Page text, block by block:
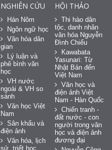
NGHIÊN CỨU
Hán Nôm
Ngôn ngữ học
Văn hóa dân
gian
Lý luận và
phê bình văn
học
VH nước
ngoài & VH so
sánh
Văn học Việt
Nam
Sân khấu và
điện ảnh
Văn hóa, lịch
sử, triết học
HỘI THẢO
Thi hào dân
tộc, danh nhân
văn hóa Nguyễn
Đình Chiểu
Kawabata
Yasunari: Từ
Nhật Bản đến
Việt Nam
Văn học và
điện ảnh Việt
Nam - Hàn Quốc
Chiến tranh -
đất nước - con
người trong văn
học và điện ảnh
đương đại